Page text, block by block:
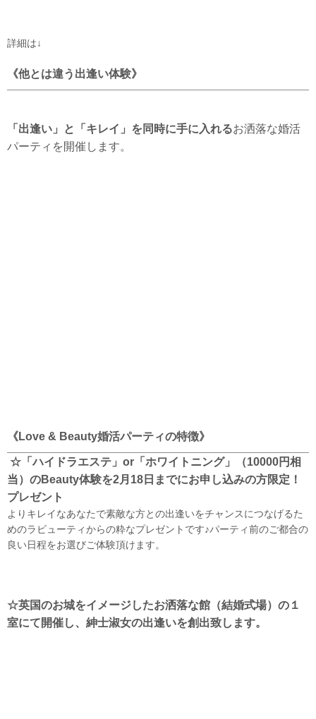
詳細は↓
《他とは違う出逢い体験》
「出逢い」と「キレイ」を同時に手に入れるお洒落な婚活
パーティを開催します。
《Love & Beauty婚活パーティの特徴》
☆「ハイドラエステ」or「ホワイトニング」（10000円相
当）のBeauty体験を2月18日までにお申し込みの方限定！
プレゼント
よりキレイなあなたで素敵な方との出逢いをチャンスにつなげるた
めのラビューティからの粋なプレゼントです♪パーティ前のご都合の
良い日程をお選びご体験頂けます。
☆英国のお城をイメージしたお洒落な館（結婚式場）の１
室にて開催し、 紳士淑女の出逢いを創出致します。